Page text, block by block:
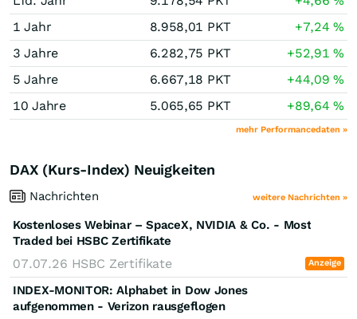
1 Jahr
8.958,01 PKT +7,24%
3 Jahre
6.282,75 PKT +52,91%
5 Jahre
6.667,18 PKT +44,09%
10 Jahre
5.065,65 PKT +89,64%
mehr Performancedaten »
DAX (Kurs-Index) Neuigkeiten
Nachrichten weitere Nachrichten »
Kostenloses Webinar – SpaceX, NVIDIA & Co. - Most
Traded bei HSBC Zertifikate
07.07.26 HSBC Zertifikate Anzeige
INDEX-MONITOR: Alphabet in Dow Jones
aufgenommen - Verizon rausgeflogen